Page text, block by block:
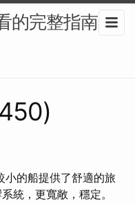
的完整指南-
小的船提供了舒適的旅
統，更寬敞，穩定。